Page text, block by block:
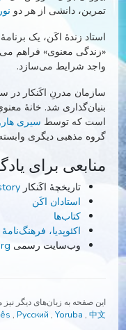
که به عنوان «مسیر
دانشی از هر دونور و
زندهٔ اکَن، یک برنامهٔ
معنوی» فراهم
شرایط می‌سازد.
مدرنِ اکَنکار در سال ۱۹۶۵ توسط
شد. خانهٔ معنویِ
که توسطسیری هارولد
مذهبی دیگری وابسته
برای
تاریخچهٔ اکَنکار
History
استادان اکَن
وب‌سایت رسمی